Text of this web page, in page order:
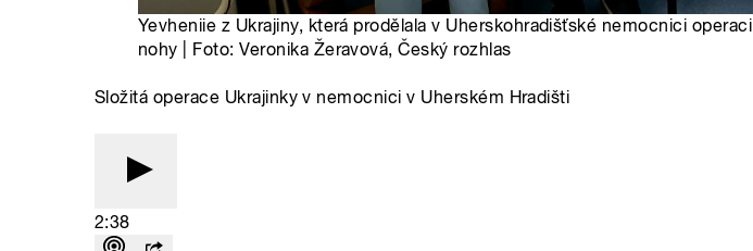
Yevheniie z Ukrajiny, která prodělala v Uherskohradišťské nemocnici operaci
nohy | Foto: Veronika Žeravová, Český rozhlas
Složitá operace Ukrajinky v nemocnici v Uherském Hradišti
2:38